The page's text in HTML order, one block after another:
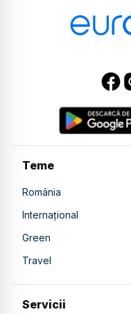
Teme
România
Internațional
Green
Travel
Servicii